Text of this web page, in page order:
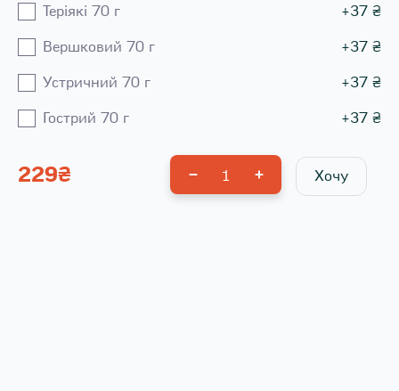
Теріякі 70 г +37 ₴
Вершковий 70 г +37 ₴
Устричний 70 г +37 ₴
Гострий 70 г +37 ₴
229₴ 1 Хочу